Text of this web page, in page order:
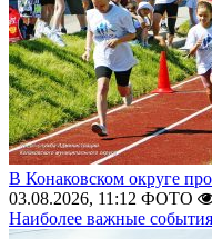
В Конаковском округе
03.08.2026, 11:12 ФОТО
Наиболее важные события